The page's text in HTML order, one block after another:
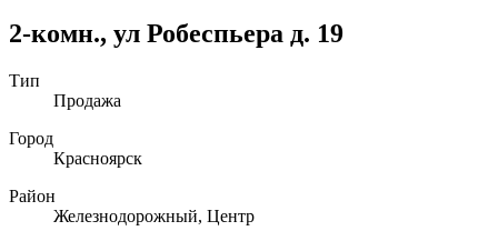
2-комн., ул Робеспьера д. 19
Тип
Продажа
Город
Красноярск
Район
Железнодорожный, Центр